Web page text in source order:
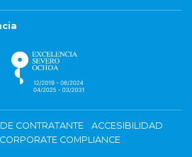
CONTRATANTE
ACCESIBILIDAD
CORPORATE COMPLIANCE